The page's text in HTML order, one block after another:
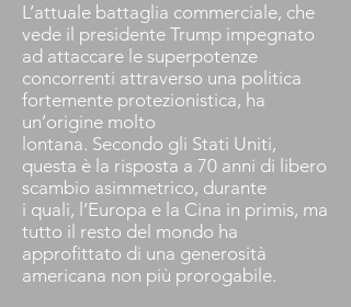
L’attuale battaglia commerciale, che
vede il presidente Trump impegnato
ad attaccare le superpotenze
concorrenti attraverso una politica
fortemente protezionistica, ha
un’origine molto
lontana. Secondo gli Stati Uniti,
questa è la risposta a 70 anni di libero
scambio asimmetrico, durante
i quali, l’Europa e la Cina in primis, ma
tutto il resto del mondo ha
approfittato di una generosità
americana non più prorogabile.